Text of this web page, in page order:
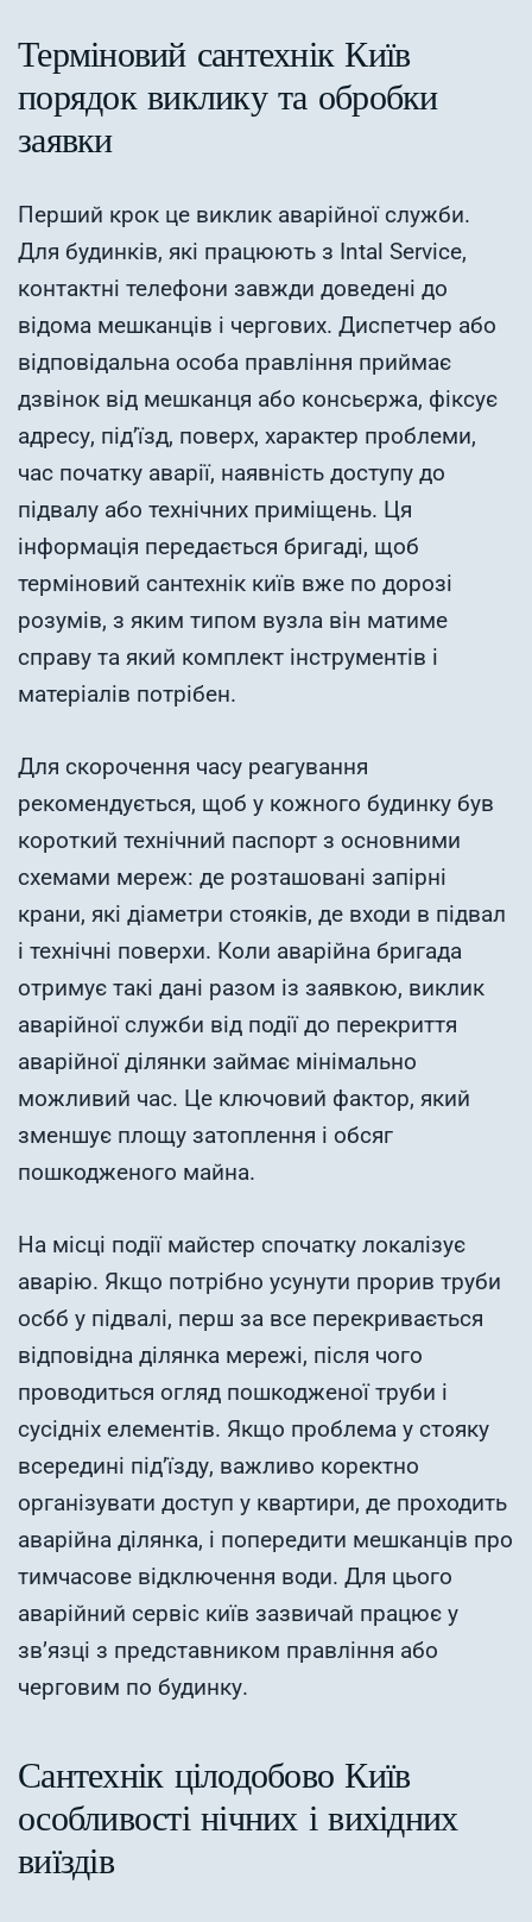
Терміновий сантехнік Київ
порядок виклику та обробки
заявки
Перший крок це виклик аварійної служби.
Для будинків, які працюють з Intal Service,
контактні телефони завжди доведені до
відома мешканців і чергових. Диспетчер або
відповідальна особа правління приймає
дзвінок від мешканця або консьєржа, фіксує
адресу, під’їзд, поверх, характер проблеми,
час початку аварії, наявність доступу до
підвалу або технічних приміщень. Ця
інформація передається бригаді, щоб
терміновий сантехнік київ вже по дорозі
розумів, з яким типом вузла він матиме
справу та який комплект інструментів і
матеріалів потрібен.
Для скорочення часу реагування
рекомендується, щоб у кожного будинку був
короткий технічний паспорт з основними
схемами мереж: де розташовані запірні
крани, які діаметри стояків, де входи в підвал
і технічні поверхи. Коли аварійна бригада
отримує такі дані разом із заявкою, виклик
аварійної служби від події до перекриття
аварійної ділянки займає мінімально
можливий час. Це ключовий фактор, який
зменшує площу затоплення і обсяг
пошкодженого майна.
На місці події майстер спочатку локалізує
аварію. Якщо потрібно усунути прорив труби
осбб у підвалі, перш за все перекривається
відповідна ділянка мережі, після чого
проводиться огляд пошкодженої труби і
сусідніх елементів. Якщо проблема у стояку
всередині під’їзду, важливо коректно
організувати доступ у квартири, де проходить
аварійна ділянка, і попередити мешканців про
тимчасове відключення води. Для цього
аварійний сервіс київ зазвичай працює у
зв’язці з представником правління або
черговим по будинку.
Сантехнік цілодобово Київ
особливості нічних і вихідних
виїздів